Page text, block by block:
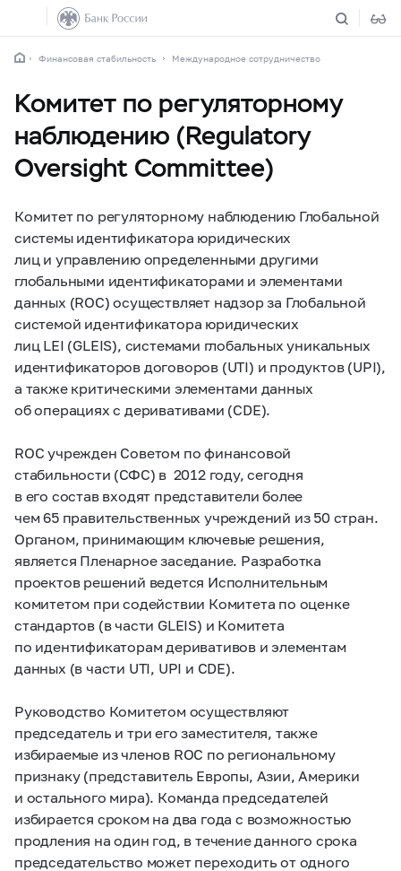
Финансовая стабильность Международное сотрудничество
Комитет по регуляторному
наблюдению (Regulatory
Oversight Committee)
Комитет по регуляторному наблюдению Глобальной
системы идентификатора юридических
лиц и управлению определенными другими
глобальными идентификаторами и элементами
данных (ROC) осуществляет надзор за Глобальной
системой идентификатора юридических
лиц LEI (GLEIS), системами глобальных уникальных
идентификаторов договоров (UTI) и продуктов (UPI),
а также критическими элементами данных
об операциях с деривативами (CDE).
ROC учрежден Советом по финансовой
стабильности (СФС) в 2012 году, сегодня
в его состав входят представители более
чем 65 правительственных учреждений из 50 стран.
Органом, принимающим ключевые решения,
является Пленарное заседание. Разработка
проектов решений ведется Исполнительным
комитетом при содействии Комитета по оценке
стандартов (в части GLEIS) и Комитета
по идентификаторам деривативов и элементам
данных (в части UTI, UPI и CDE).
Руководство Комитетом осуществляют
председатель и три его заместителя, также
избираемые из членов ROC по региональному
признаку (представитель Европы, Азии, Америки
и остального мира). Команда председателей
избирается сроком на два года с возможностью
продления на один год, в течение данного срока
председательство может переходить от одного